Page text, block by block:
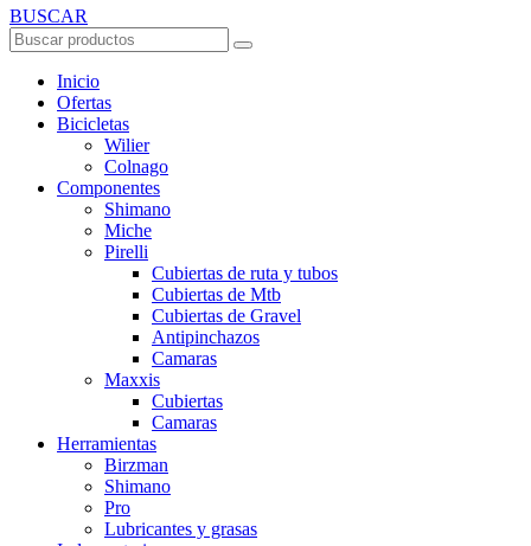
BUSCAR
Inicio
Ofertas
Bicicletas
Wilier
Colnago
Componentes
Shimano
Miche
Pirelli
Cubiertas de ruta y tubos
Cubiertas de Mtb
Cubiertas de Gravel
Antipinchazos
Camaras
Maxxis
Cubiertas
Camaras
Herramientas
Birzman
Shimano
Pro
Lubricantes y grasas